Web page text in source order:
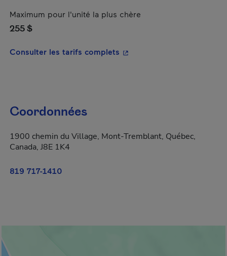
Maximum pour l'unité la plus chère
255 $
Consulter les tarifs complets - Cet hyperlien s'ouvrira
Coordonnées
1900 chemin du Village, Mont-Tremblant, Québec,
Canada, J8E 1K4
819 717-1410